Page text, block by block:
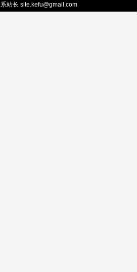
站长 site.kefu@gmail.com